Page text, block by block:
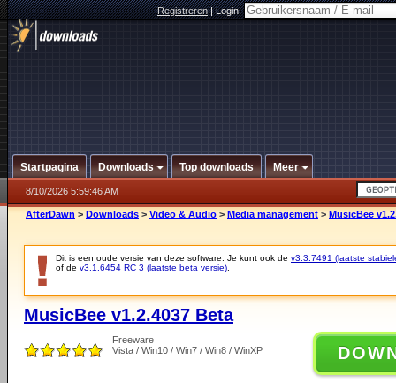
Registreren|Login:
Startpagina Downloads Top downloads Meer
8/10/2026 5:59:46 AM
AfterDawn > Downloads > Video & Audio > Media management > MusicBee
Dit is een oude versie van deze software. Je kunt ook de v3.3.7491 (laatste
of de v3.1.6454 RC 3 (laatste beta versie)
MusicBee v1.2.4037 Beta
Freeware
Vista / Win10 / Win7 / Win8 / WinXP